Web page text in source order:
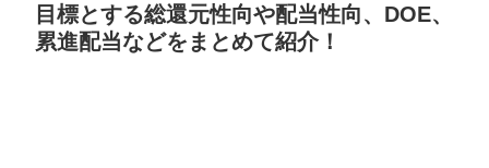
目標とする総還元性向や配当性向、DOE、
累進配当などをまとめて紹介！